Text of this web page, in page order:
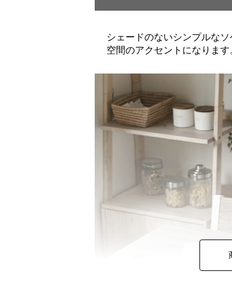
シェードのないシンプルな
空間のアクセントになります